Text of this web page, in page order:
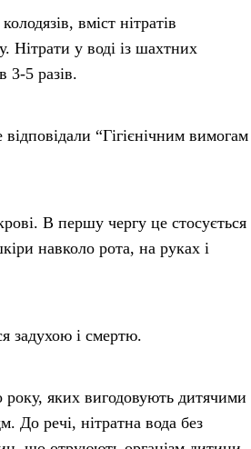
вміст нітратів
Нітрати у воді із шахтних
3-5 разів.
“Гігієнічним вимогам
В першу чергу це стосується
навколо рота, на руках і
задухою і смертю.
яких вигодовують дитячими
До речі, нітратна вода без